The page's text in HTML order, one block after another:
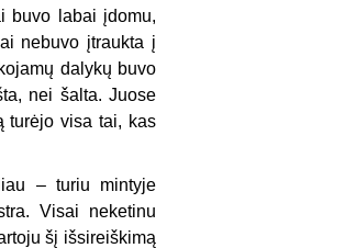
buvo labai įdomu,
nebuvo įtraukta į
dalykų buvo
nei šalta. Juose
turėjo visa tai, kas
– turiu mintyje
Visai neketinu
šį išsireiškimą